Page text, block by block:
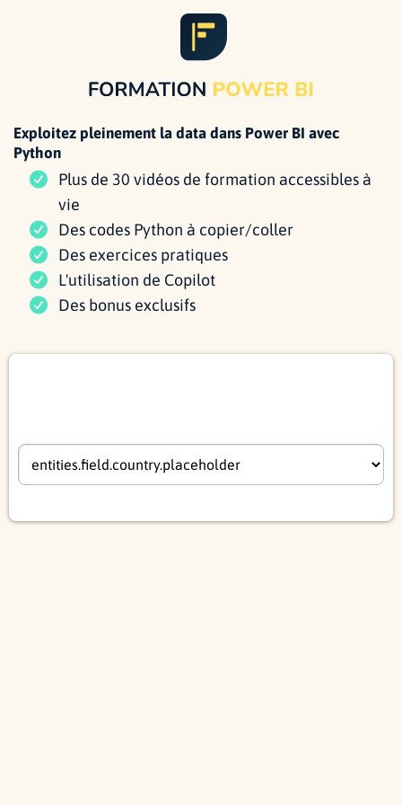
Exploitez pleinement la data dans Power BI avec
Python
Plus de 30 vidéos de formation accessibles à
vie
Des codes Python à copier/coller
Des exercices pratiques
L'utilisation de Copilot
Des bonus exclusifs